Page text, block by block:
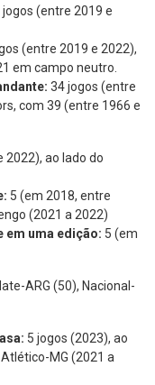
jogos (entre 2019 e
(entre 2019 e 2022),
em campo neutro.
34 jogos (entre
com 39 (entre 1966 e
2022), ao lado do
5 (em 2018, entre
(2021 a 2022)
uma edição: 5 (em
ARG (50), Nacional-
5 jogos (2023), ao
MG (2021 a